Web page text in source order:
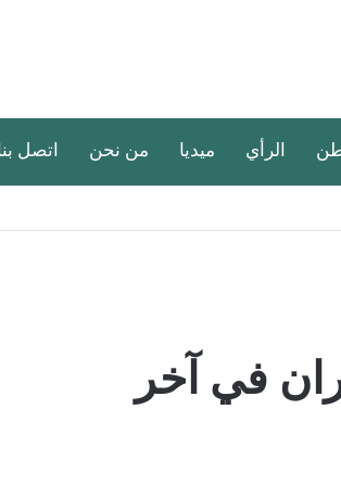
الرأي ميديا من نحن اتصل
في آخر